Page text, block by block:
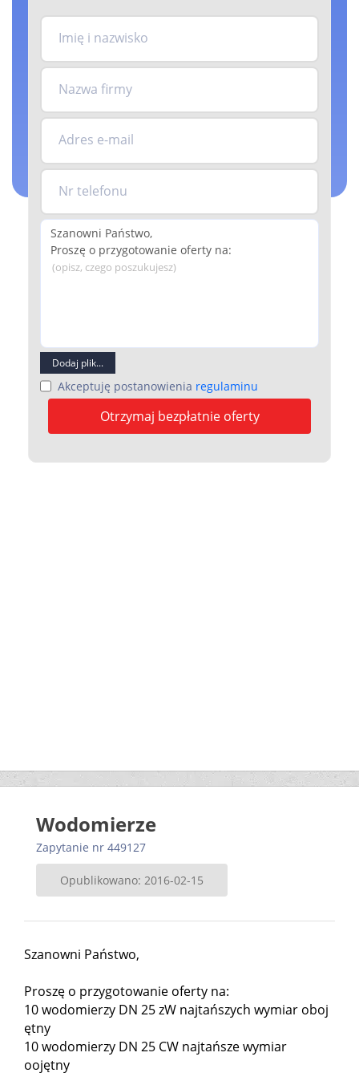
Imię i nazwisko
Nazwa firmy
Adres e-mail
Nr telefonu
(opisz, czego poszukujesz)
Dodaj plik...
Akceptuję postanowienia regulaminu
Otrzymaj bezpłatnie oferty
Wodomierze
Zapytanie nr 449127
Opublikowano: 2016-02-15
Szanowni Państwo,
Proszę o przygotowanie oferty na:
10 wodomierzy DN 25 zW najtańszych wymiar oboj
ętny
10 wodomierzy DN 25 CW najtańsze wymiar
oojętny